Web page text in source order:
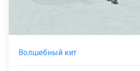
Волшебный кит